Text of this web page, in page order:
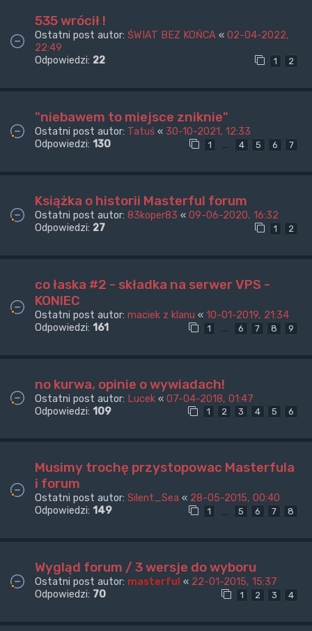
535 wrócił !
Ostatni post autor: ŚWIAT BEZ KOŃCA « 02-04-2022,
22:49
Odpowiedzi: 22 1 2
"niebawem to miejsce zniknie"
Ostatni post autor: Tatuś « 30-10-2021, 12:33
Odpowiedzi: 130 1 … 4 5 6 7
Książka o historii Masterful forum
Ostatni post autor: 83koper83 « 09-06-2020, 16:32
Odpowiedzi: 27 1 2
co łaska #2 - składka na serwer VPS -
KONIEC
Ostatni post autor: maciek z klanu « 10-01-2019, 21:34
Odpowiedzi: 161 1 … 6 7 8 9
no kurwa, opinie o wywiadach!
Ostatni post autor: Lucek « 07-04-2018, 01:47
Odpowiedzi: 109 1 2 3 4 5 6
Musimy trochę przystopowac Masterfula
i forum
Ostatni post autor: Silent_Sea « 28-05-2015, 00:40
Odpowiedzi: 149 1 … 5 6 7 8
Wygląd forum / 3 wersje do wyboru
Ostatni post autor: masterful « 22-01-2015, 15:37
Odpowiedzi: 70 1 2 3 4